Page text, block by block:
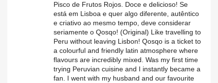
Pisco de Frutos Rojos. Doce e delicioso! Se
está em Lisboa e quer algo diferente, autêntico
e criativo ao mesmo tempo, deve considerar
seriamente o Qosqo! (Original) Like travelling to
Peru without leaving Lisbon! Qosqo is a ticket to
a colourful and friendly latin atmosphere where
flavours are incredibly mixed. Was my first time
trying Peruvian cuisine and I instantly became a
fan. I went with my husband and our favourite